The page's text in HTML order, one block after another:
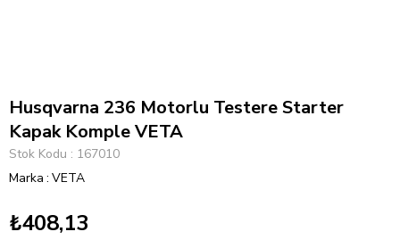
Husqvarna 236 Motorlu Testere Starter
Kapak Komple VETA
Stok Kodu
167010
Marka : VETA
₺408,13